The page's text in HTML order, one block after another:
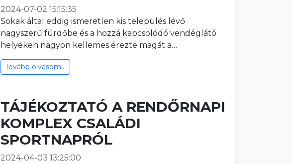
2024-07-02 15:15:35
Sokak által eddig ismeretlen kis település lévő
nagyszerű fúrdőbe és a hozzá kapcsolódó vendéglátó
helyeken nagyon kellemes érezte magát a…
Tovább olvasom...
TÁJÉKOZTATÓ A RENDŐRNAPI
KOMPLEX CSALÁDI
SPORTNAPRÓL
2024-04-03 13:25:00